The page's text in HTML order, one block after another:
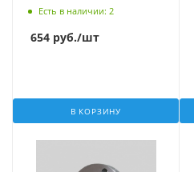
Есть в наличии: 2
654 руб./шт
В КОРЗИНУ